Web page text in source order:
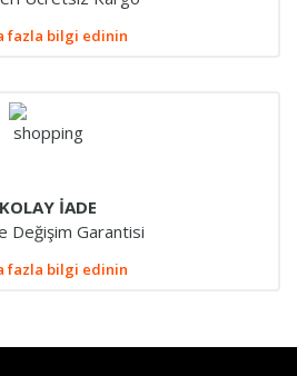
fazla bilgi edinin
KOLAY İADE
Değişim Garantisi
fazla bilgi edinin